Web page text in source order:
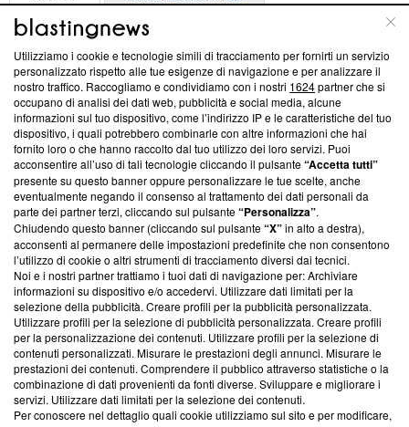
Questa sezione offre informazioni trasparenti su Blasting
News, sui nostri processi editoriali e su come ci impegniamo a
creare news di qualità. Inoltre, afferma la nostra aderenza a
‘Trust Project - News with Integrity’Blasting News non è
ancora membro del programma, ma ha richiesto di farne
parte; Trust Project non ha ancora effettuato una verifica di
conformità agli standard.
Su di noi
Team editoriale
Corporate
Redazione
Informativa Privacy
Cookie Policy
Blasting SA, IDI CHE-247.845.224, Via Carlo Frasca, 3 - 6900
Lugano (Svizzera) Tel:+39 0690258937
Utilizziamo i cookie e tecnologie simili di tracciamento per fornirti un servizio
personalizzato rispetto alle tue esigenze di navigazione e per analizzare il
nostro traffico. Raccogliamo e condividiamo con i nostri 1624partner che si
occupano di analisi dei dati web, pubblicità e social media, alcune
informazioni sul tuo dispositivo, come l’indirizzo IP e le caratteristiche del tuo
dispositivo, i quali potrebbero combinarle con altre informazioni che hai
fornito loro o che hanno raccolto dal tuo utilizzo dei loro servizi. Puoi
acconsentire all’uso di tali tecnologie cliccando il pulsante“Accetta tutti”
presente su questo banner oppure personalizzare le tue scelte, anche
eventualmente negando il consenso al trattamento dei dati personali da
parte dei partner terzi, cliccando sul pulsante“Personalizza”.
Chiudendo questo banner (cliccando sul pulsante“X”in alto a destra),
acconsenti al permanere delle impostazioni predefinite che non consentono
l’utilizzo di cookie o altri strumenti di tracciamento diversi dai tecnici.
Noi e i nostri partner trattiamo i tuoi dati di navigazione per: Archiviare
informazioni su dispositivo e/o accedervi. Utilizzare dati limitati per la
selezione della pubblicità. Creare profili per la pubblicità personalizzata.
Utilizzare profili per la selezione di pubblicità personalizzata. Creare profili
per la personalizzazione dei contenuti. Utilizzare profili per la selezione di
contenuti personalizzati. Misurare le prestazioni degli annunci. Misurare le
prestazioni dei contenuti. Comprendere il pubblico attraverso statistiche o la
combinazione di dati provenienti da fonti diverse. Sviluppare e migliorare i
servizi. Utilizzare dati limitati per la selezione dei contenuti.
Per conoscere nel dettaglio quali cookie utilizziamo sul sito e per modificare,